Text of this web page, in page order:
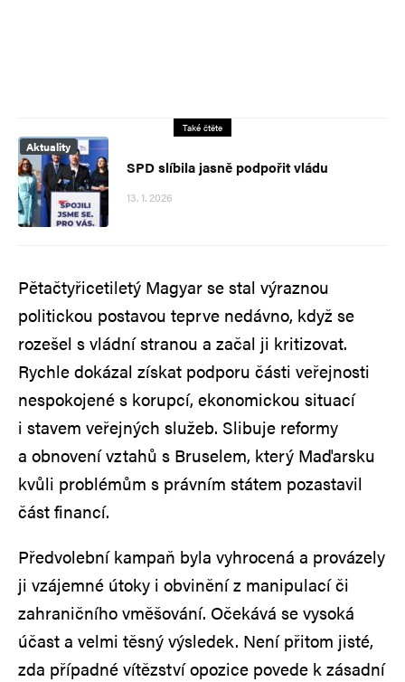
Také čtěte
Aktuality
SPD slíbila jasně podpořit vládu
13. 1. 2026
Pětačtyřicetiletý Magyar se stal výraznou
politickou postavou teprve nedávno, když se
rozešel s vládní stranou a začal ji kritizovat.
Rychle dokázal získat podporu části veřejnosti
nespokojené s korupcí, ekonomickou situací
i stavem veřejných služeb. Slibuje reformy
a obnovení vztahů s Bruselem, který Maďarsku
kvůli problémům s právním státem pozastavil
část financí.
Předvolební kampaň byla vyhrocená a provázely
ji vzájemné útoky i obvinění z manipulací či
zahraničního vměšování. Očekává se vysoká
účast a velmi těsný výsledek. Není přitom jisté,
zda případné vítězství opozice povede k zásadní